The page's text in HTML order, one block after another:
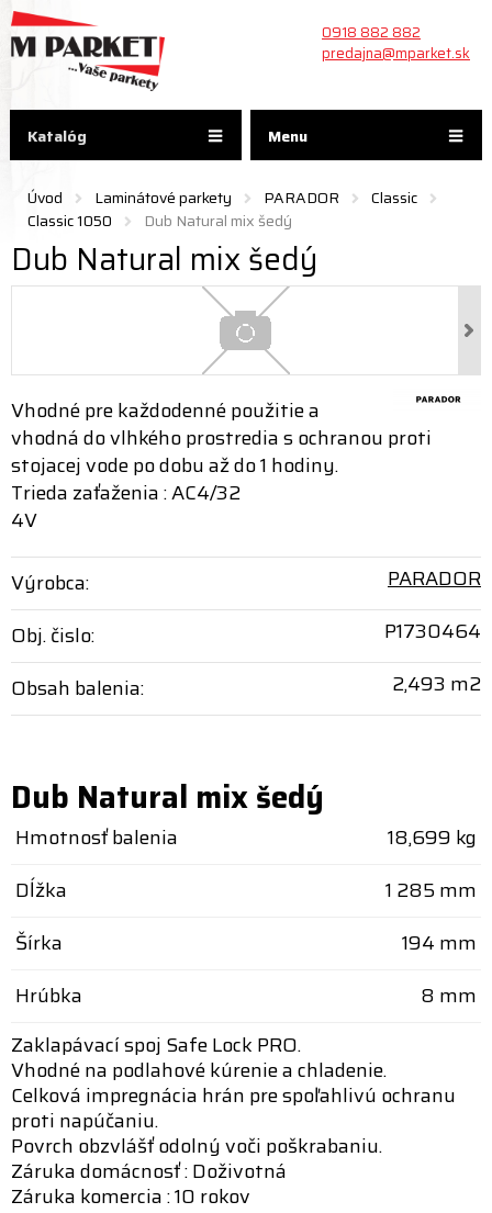
Menu
0918 882 882
predajna@mparket.sk
Úvod Laminátové parkety PARADOR
Classic
Classic 1050
Dub Natural mix šedý
Dub Natural mix šedý
Vhodné pre každodenné použitie a
vhodná do vlhkého prostredia s ochranou proti
stojacej vode po dobu až do 1 hodiny.
Trieda zaťaženia : AC4/32
4V
Výrobca:
PARADOR
Obj. čislo:
P1730464
Obsah balenia:
2,493 m2
Dub Natural mix šedý
Hmotnosť balenia
18,699 kg
Dĺžka
1 285 mm
Šírka
194 mm
Hrúbka
8 mm
Zaklapávací spoj Safe Lock PRO.
Vhodné na podlahové kúrenie a chladenie.
Celková impregnácia hrán pre spoľahlivú ochranu
proti napúčaniu.
Povrch obzvlášť odolný voči poškrabaniu.
Záruka domácnosť : Doživotná
Záruka komercia : 10 rokov
Katalóg